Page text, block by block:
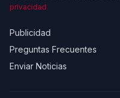
privacidad
Publicidad
Preguntas Frecuentes
Enviar Noticias